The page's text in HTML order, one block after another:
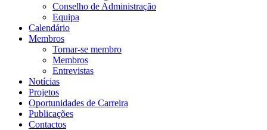
Conselho de Administração
Equipa
Calendário
Membros
Tornar-se membro
Membros
Entrevistas
Notícias
Projetos
Oportunidades de Carreira
Publicações
Contactos